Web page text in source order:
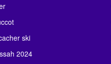
ski
2024